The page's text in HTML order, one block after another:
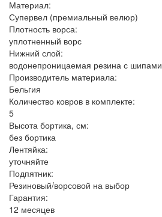
Материал:
Супервел (премиальный велюр)
Плотность ворса:
уплотненный ворс
Нижний слой:
водонепроницаемая резина с шипами
Производитель материала:
Бельгия
Количество ковров в комплекте:
5
Высота бортика, см:
без бортика
Лентяйка:
уточняйте
Подпятник:
Резиновый/ворсовой на выбор
Гарантия:
12 месяцев